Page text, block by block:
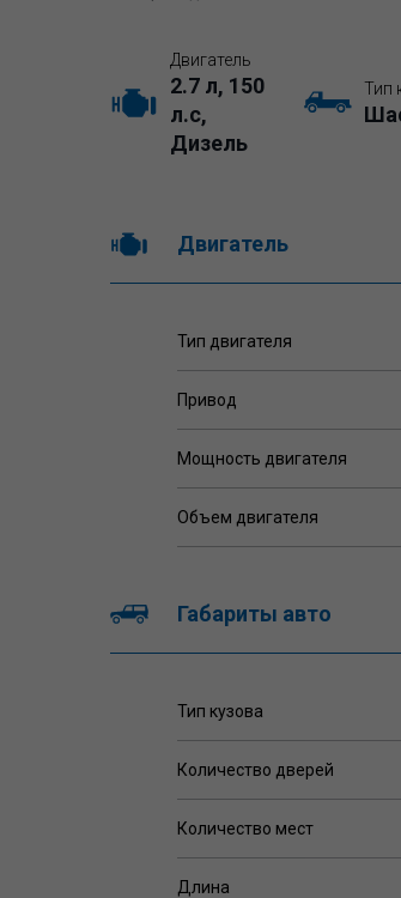
Двигатель
2.7 л, 150
л.с,
Дизель
Тип
Двигатель
Тип двигателя
Привод
Мощность двигателя
Объем двигателя
Габариты авто
Тип кузова
Количество дверей
Количество мест
Длина